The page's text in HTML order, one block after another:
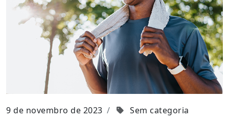
9 de novembro de 2023 Sem categoria